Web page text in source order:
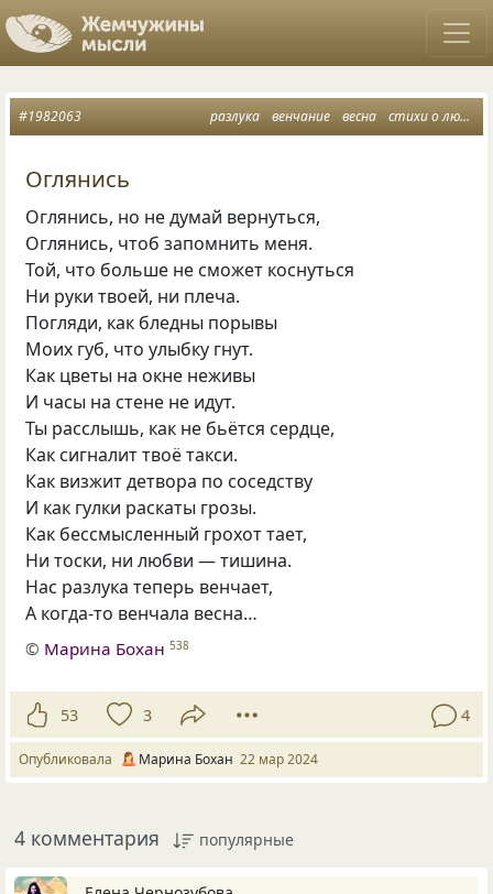
разлука венчание весна стихи о любви
#1982063
Оглянись
Оглянись, но не думай вернуться,
Оглянись, чтоб запомнить меня.
Той, что больше не сможет коснуться
Ни руки твоей, ни плеча.
Погляди, как бледны порывы
Моих губ, что улыбку гнут.
Как цветы на окне неживы
И часы на стене не идут.
Ты расслышь, как не бьётся сердце,
Как сигналит твоё такси.
Как визжит детвора по соседству
И как гулки раскаты грозы.
Как бессмысленный грохот тает,
Ни тоски, ни любви — тишина.
Нас разлука теперь венчает,
А когда-то венчала весна…
© Марина Бохан 538
53 3 4
Опубликовала Марина Бохан 22 мар 2024
4 комментария популярные